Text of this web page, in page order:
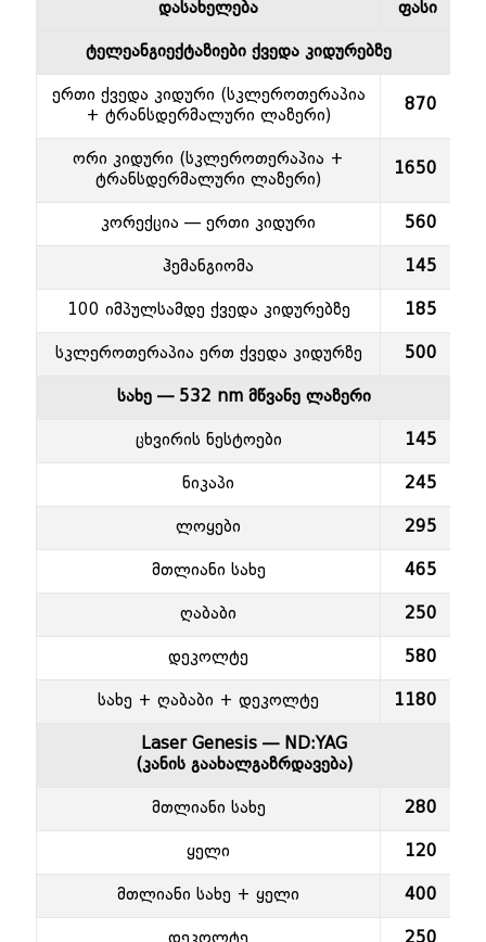
დასახელება ფასი
ტელეანგიექტაზიები ქვედა კიდურებზე
ერთი ქვედა კიდური (სკლეროთერაპია
+ ტრანსდერმალური ლაზერი)
870
ორი კიდური (სკლეროთერაპია +
ტრანსდერმალური ლაზერი)
1650
კორექცია — ერთი კიდური 560
ჰემანგიომა 145
100 იმპულსამდე ქვედა კიდურებზე 185
სკლეროთერაპია ერთ ქვედა კიდურზე 500
სახე — 532 nm მწვანე ლაზერი
ცხვირის ნესტოები 145
ნიკაპი 245
ლოყები 295
მთლიანი სახე 465
ღაბაბი 250
დეკოლტე 580
სახე + ღაბაბი + დეკოლტე 1180
Laser Genesis — ND:YAG
(კანის გაახალგაზრდავება)
მთლიანი სახე 280
ყელი 120
მთლიანი სახე + ყელი 400